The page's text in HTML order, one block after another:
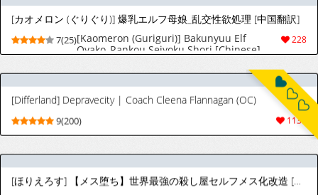
[Differland] Depravecity | Coach Cleena Flannagan (OC)
1136
9(200)
[ほりえろす] 【メス堕ち】世界最強の殺し屋セルフメス化改造 [英訳]
103
4(42)[Horieros] "Mesu Ochi" Sekai Saikyou no
Koroshiya Self Mesu-ka Kaizou | The
World's Strongest Assassin Self-
Feminization (Ongoing) [English]
665
9(33)[Hokkebain! (Halcon)] Hama no Miko
Ingoku ni Otsu 2 ｜ 破魔巫女 堕入淫狱 2
[Chinese] [自給自足君]